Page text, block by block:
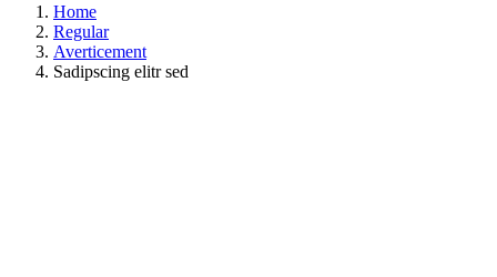
Home
Regular
Averticement
Sadipscing elitr sed